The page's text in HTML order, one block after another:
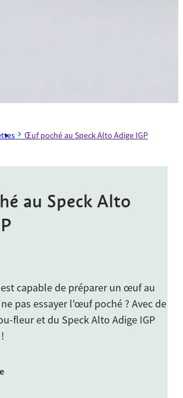
Œuf poché au Speck Alto Adige IGP
au Speck Alto
capable de préparer un œuf au
pas essayer l'œuf poché ? Avec de
fleur et du Speck Alto Adige IGP